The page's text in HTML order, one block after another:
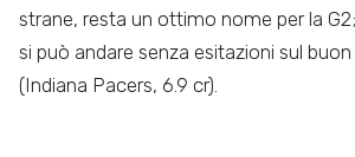
strane, resta un ottimo nome per la
si può andare senza esitazioni sul
(Indiana Pacers, 6.9 cr).